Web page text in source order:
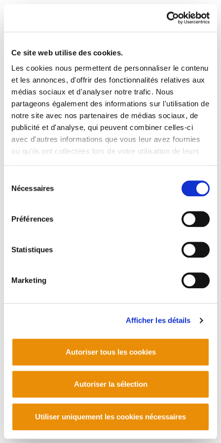
Ce site web utilise des cookies.
Les cookies nous permettent de personnaliser le contenu
et les annonces, d'offrir des fonctionnalités relatives aux
médias sociaux et d'analyser notre trafic. Nous
partageons également des informations sur l'utilisation de
notre site avec nos partenaires de médias sociaux, de
publicité et d'analyse, qui peuvent combiner celles-ci
avec d'autres informations que vous leur avez fournies
ou qu'ils ont collectées lors de votre utilisation de leurs
Nécessaires
Préférences
Statistiques
Marketing
Afficher les détails
Autoriser tous les cookies
Autoriser la sélection
Utiliser uniquement les cookies nécessaires
Astekaria 385
Astekaria 385.pdf321.6 KB
PLAN DU SITE ACCESSIBILITÉ CONTACT
Manu Robles-Arangiz Institutua Fundazioa
Corderliers karrika 20 - 64100 Baiona -
Contact